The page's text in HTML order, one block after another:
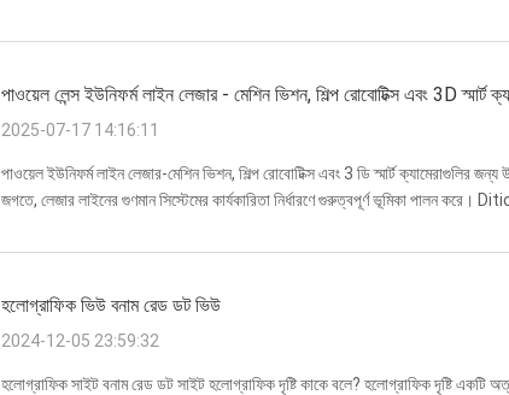
পাওয়েল লেন্স ইউনিফর্ম লাইন লেজার - মেশিন ভিশন, শিল্প রোবোটিক্স এবং 3D স্মার্ট
2025-07-17 14:16:11
পাওয়েল ইউনিফর্ম লাইন লেজার-মেশিন ভিশন, শিল্প রোবোটিক্স এবং 3 ডি স্মার্ট ক্যামেরাগুলির জন্য
জগতে, লেজার লাইনের গুণমান সিস্টেমের কার্যকারিতা নির্ধারণে গুরুত্বপূর্ণ ভূমিকা পালন করে।
হলোগ্রাফিক ভিউ বনাম রেড ডট ভিউ
2024-12-05 23:59:32
হলোগ্রাফিক সাইট বনাম রেড ডট সাইট হলোগ্রাফিক দৃষ্টি কাকে বলে? হলোগ্রাফিক দৃষ্টি একটি